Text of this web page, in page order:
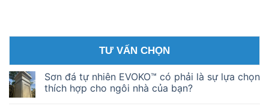
TƯ VẤN CHỌN
Sơn đá tự nhiên EVOKO™ có phải là sự lựa chọn
thích hợp cho ngôi nhà của bạn?